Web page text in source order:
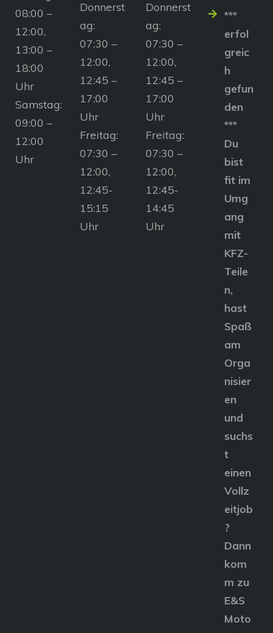
08:00 –
12:00,
13:00 –
18:00
Uhr
Samstag:
09:00 –
12:00
Uhr
Donnerst
ag:
07:30 –
12:00,
12:45 –
17:00
Uhr
Freitag:
07:30 –
12:00,
12:45-
15:15
Uhr
Donnerst
ag:
07:30 –
12:00,
12:45 –
17:00
Uhr
Freitag:
07:30 –
12:00,
12:45-
14:45
Uhr
***
erfol
greic
h
gefun
den
***
Du
bist
fit im
Umg
ang
mit
KFZ-
Teile
n,
hast
Spaß
am
Orga
nisier
en
und
suchs
t
einen
Vollz
eitjob
?
Dann
kom
m zu
E&S
Moto